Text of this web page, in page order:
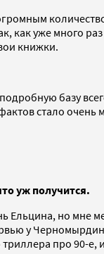
как уже много
книжки.
базу
стало очень
уж получится.
Ельцина, но мне
у
про 90-е,